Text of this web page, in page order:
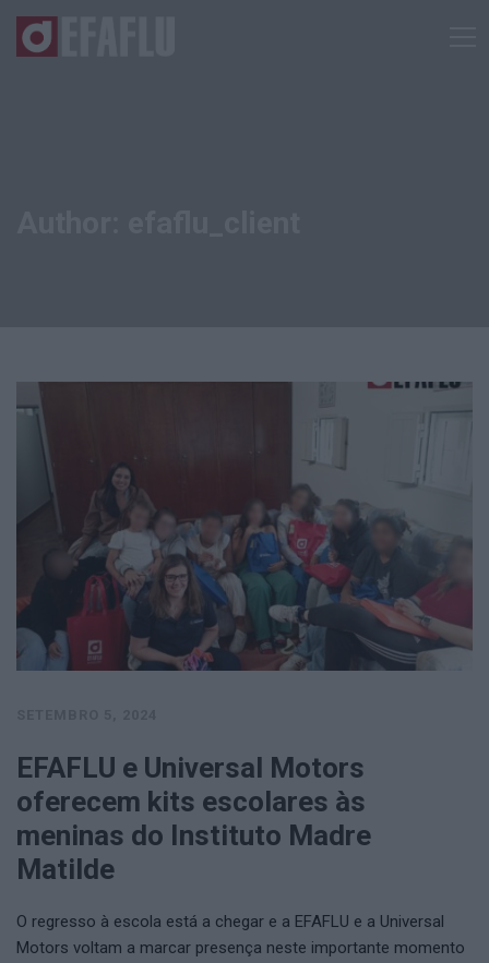
EFAFLU e Universal Motors
oferecem kits escolares às
meninas do Instituto Madre
Matilde
O regresso à escola está a chegar e a EFAFLU e a Universal
Motors voltam a marcar presença neste importante momento